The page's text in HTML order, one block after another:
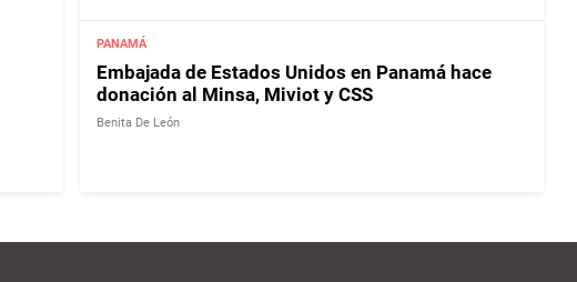
PANAMÁ
Embajada de Estados Unidos en Panamá hace
donación al Minsa, Miviot y CSS
Benita De León